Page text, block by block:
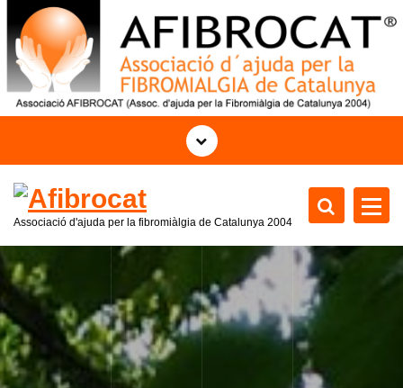
r
t
i
d
o
Associació d'ajuda per la fibromiàlgia de Catalunya 2004